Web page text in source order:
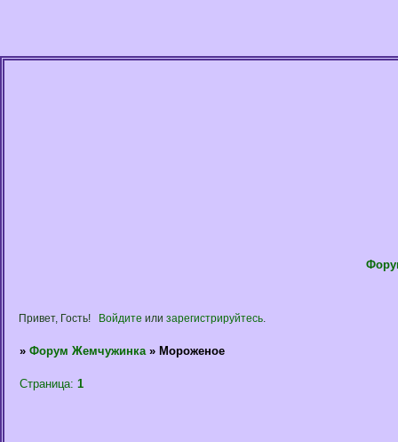
Привет, Гость! Войдите или зарегистрируйтесь.
» Форум Жемчужинка » Мороженое
Страница: 1